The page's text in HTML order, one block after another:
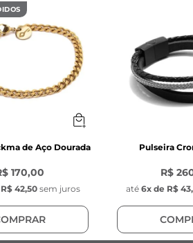
de Aço Dourada
170,00
R$ 42,50 sem juros
Pulseira
R$
até 6x de R$